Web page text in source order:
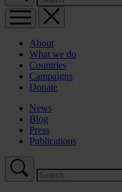
About
What we do
Countries
Campaigns
Donate
News
Blog
Press
Publications